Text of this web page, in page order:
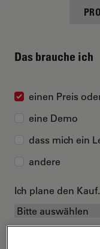
Das brauche ich
einen Preis
eine Demo
dass mich ein
andere
Ich plane den